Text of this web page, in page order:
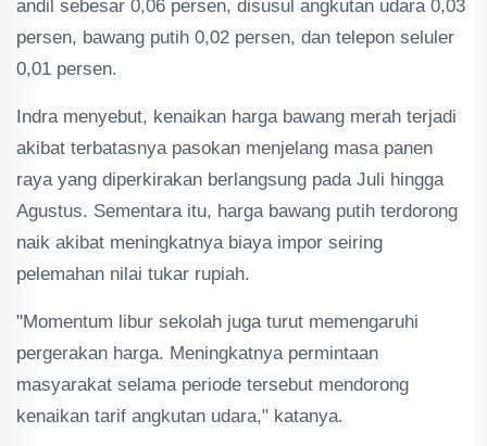
andil sebesar 0,06 persen, disusul angkutan udara 0,03
persen, bawang putih 0,02 persen, dan telepon seluler
0,01 persen.
Indra menyebut, kenaikan harga bawang merah terjadi
akibat terbatasnya pasokan menjelang masa panen
raya yang diperkirakan berlangsung pada Juli hingga
Agustus. Sementara itu, harga bawang putih terdorong
naik akibat meningkatnya biaya impor seiring
pelemahan nilai tukar rupiah.
"Momentum libur sekolah juga turut memengaruhi
pergerakan harga. Meningkatnya permintaan
masyarakat selama periode tersebut mendorong
kenaikan tarif angkutan udara," katanya.